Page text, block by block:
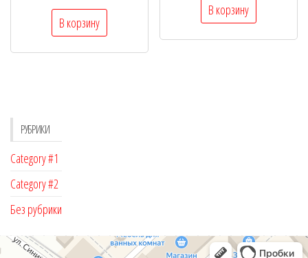
В корзину
В корзину
РУБРИКИ
Category #1
Category #2
Без рубрики
Корекс
Рекламное агентство в Слониме